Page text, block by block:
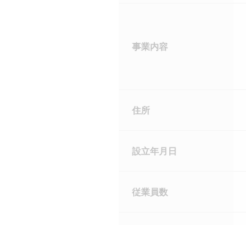
事業内容
住所
設立年月日
従業員数